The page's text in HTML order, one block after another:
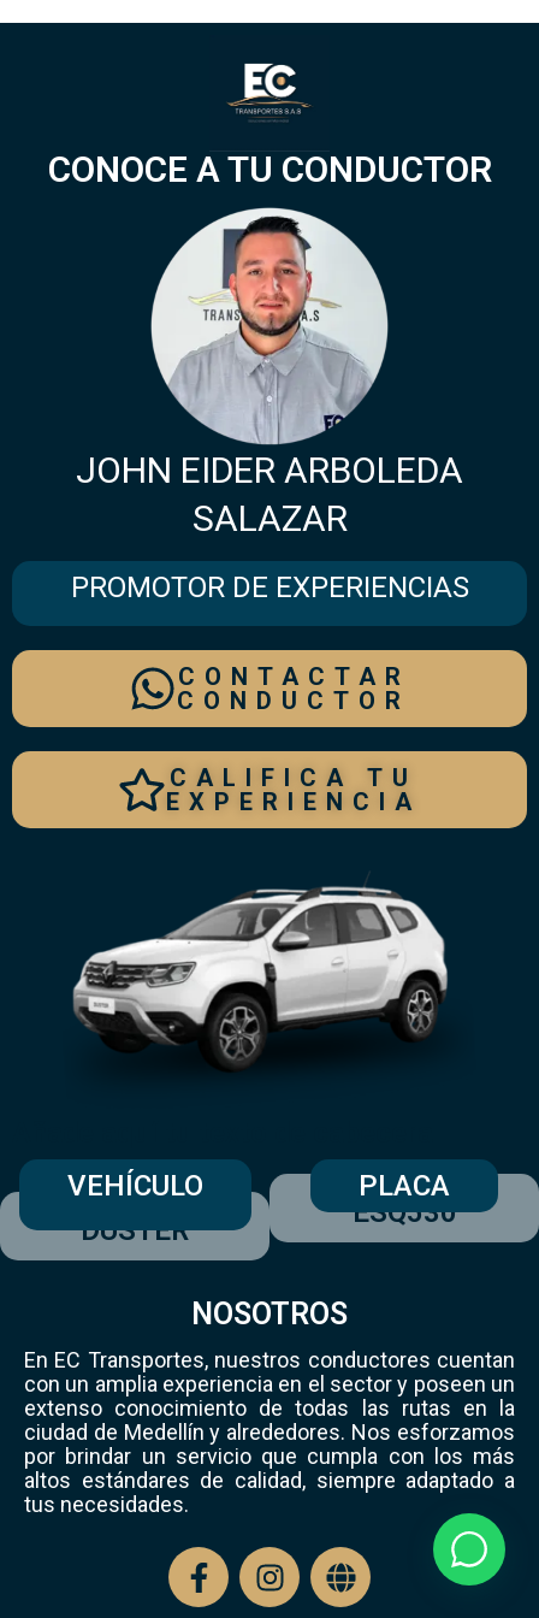
CONOCE A TU CONDUCTOR
JOHN EIDER ARBOLEDA
SALAZAR
PROMOTOR DE EXPERIENCIAS
CONTACTAR
CONDUCTOR
CALIFICA TU
EXPERIENCIA
VEHÍCULO
DUSTER
PLACA
ESQ530
NOSOTROS
En EC Transportes, nuestros conductores cuentan
con un amplia experiencia en el sector y poseen un
extenso conocimiento de todas las rutas en la
ciudad de Medellín y alrededores. Nos esforzamos
por brindar un servicio que cumpla con los más
altos estándares de calidad, siempre adaptado a
tus necesidades.